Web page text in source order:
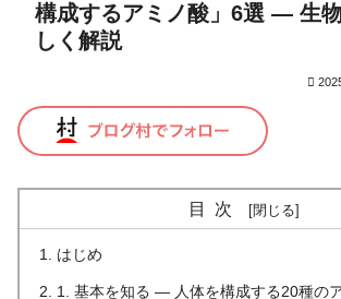
構成するアミノ酸」6選 — 生
しく解説
目次
はじめ
1. 基本を知る — 人体を構成する20種の